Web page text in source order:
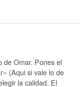
de Omar. Pones el
(Aqui si vale lo de
la calidad. El